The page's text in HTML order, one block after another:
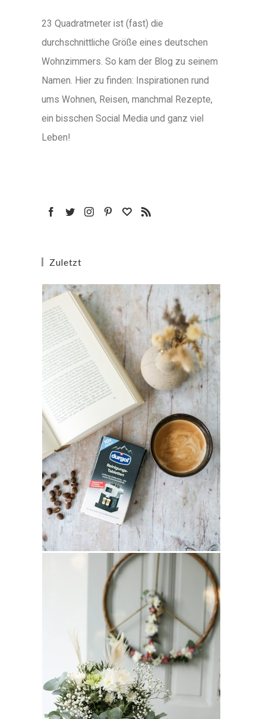
23 Quadratmeter ist (fast) die
durchschnittliche Größe eines deutschen
Wohnzimmers. So kam der Blog zu seinem
Namen. Hier zu finden: Inspirationen rund
ums Wohnen, Reisen, manchmal Rezepte,
ein bisschen Social Media und ganz viel
Leben!
Zuletzt